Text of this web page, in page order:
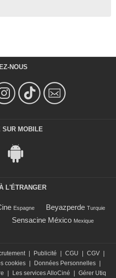
NOUS
SUR MOBILE
L'ÉTRANGER
Espagne Beyazperde Turquie
Sensacine México Mexique
Publicité CGU CGV
cookies Données Personnelles
Les services AlloCiné Gérer Utiq